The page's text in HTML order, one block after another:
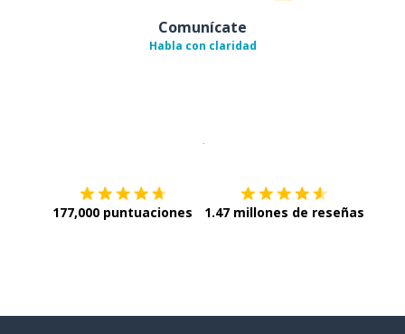
Comunícate
Habla con claridad
177,000 puntuaciones 1.47 millones de reseñas